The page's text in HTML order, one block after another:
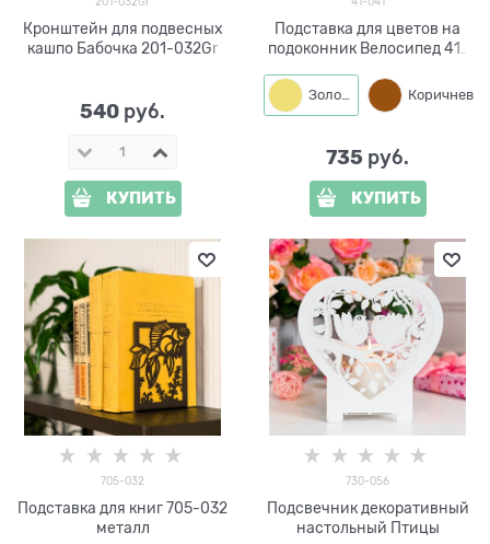
Кронштейн для подвесных
кашпо Бабочка 201-032Gr
540 руб.
КУПИТЬ
Подставка для цветов на
подоконник Велосипед 41-
Золото
735 руб.
КУПИТЬ
705-032
Подставка для книг 705-032
металл
730-056
Подсвечник декоративный
настольный Птицы